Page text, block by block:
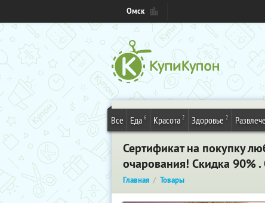
Омск
Все Еда 6 Красота 2 Здоровье 2
Сертификат на покупку
очарования! Скидка 90%
Главная Товары